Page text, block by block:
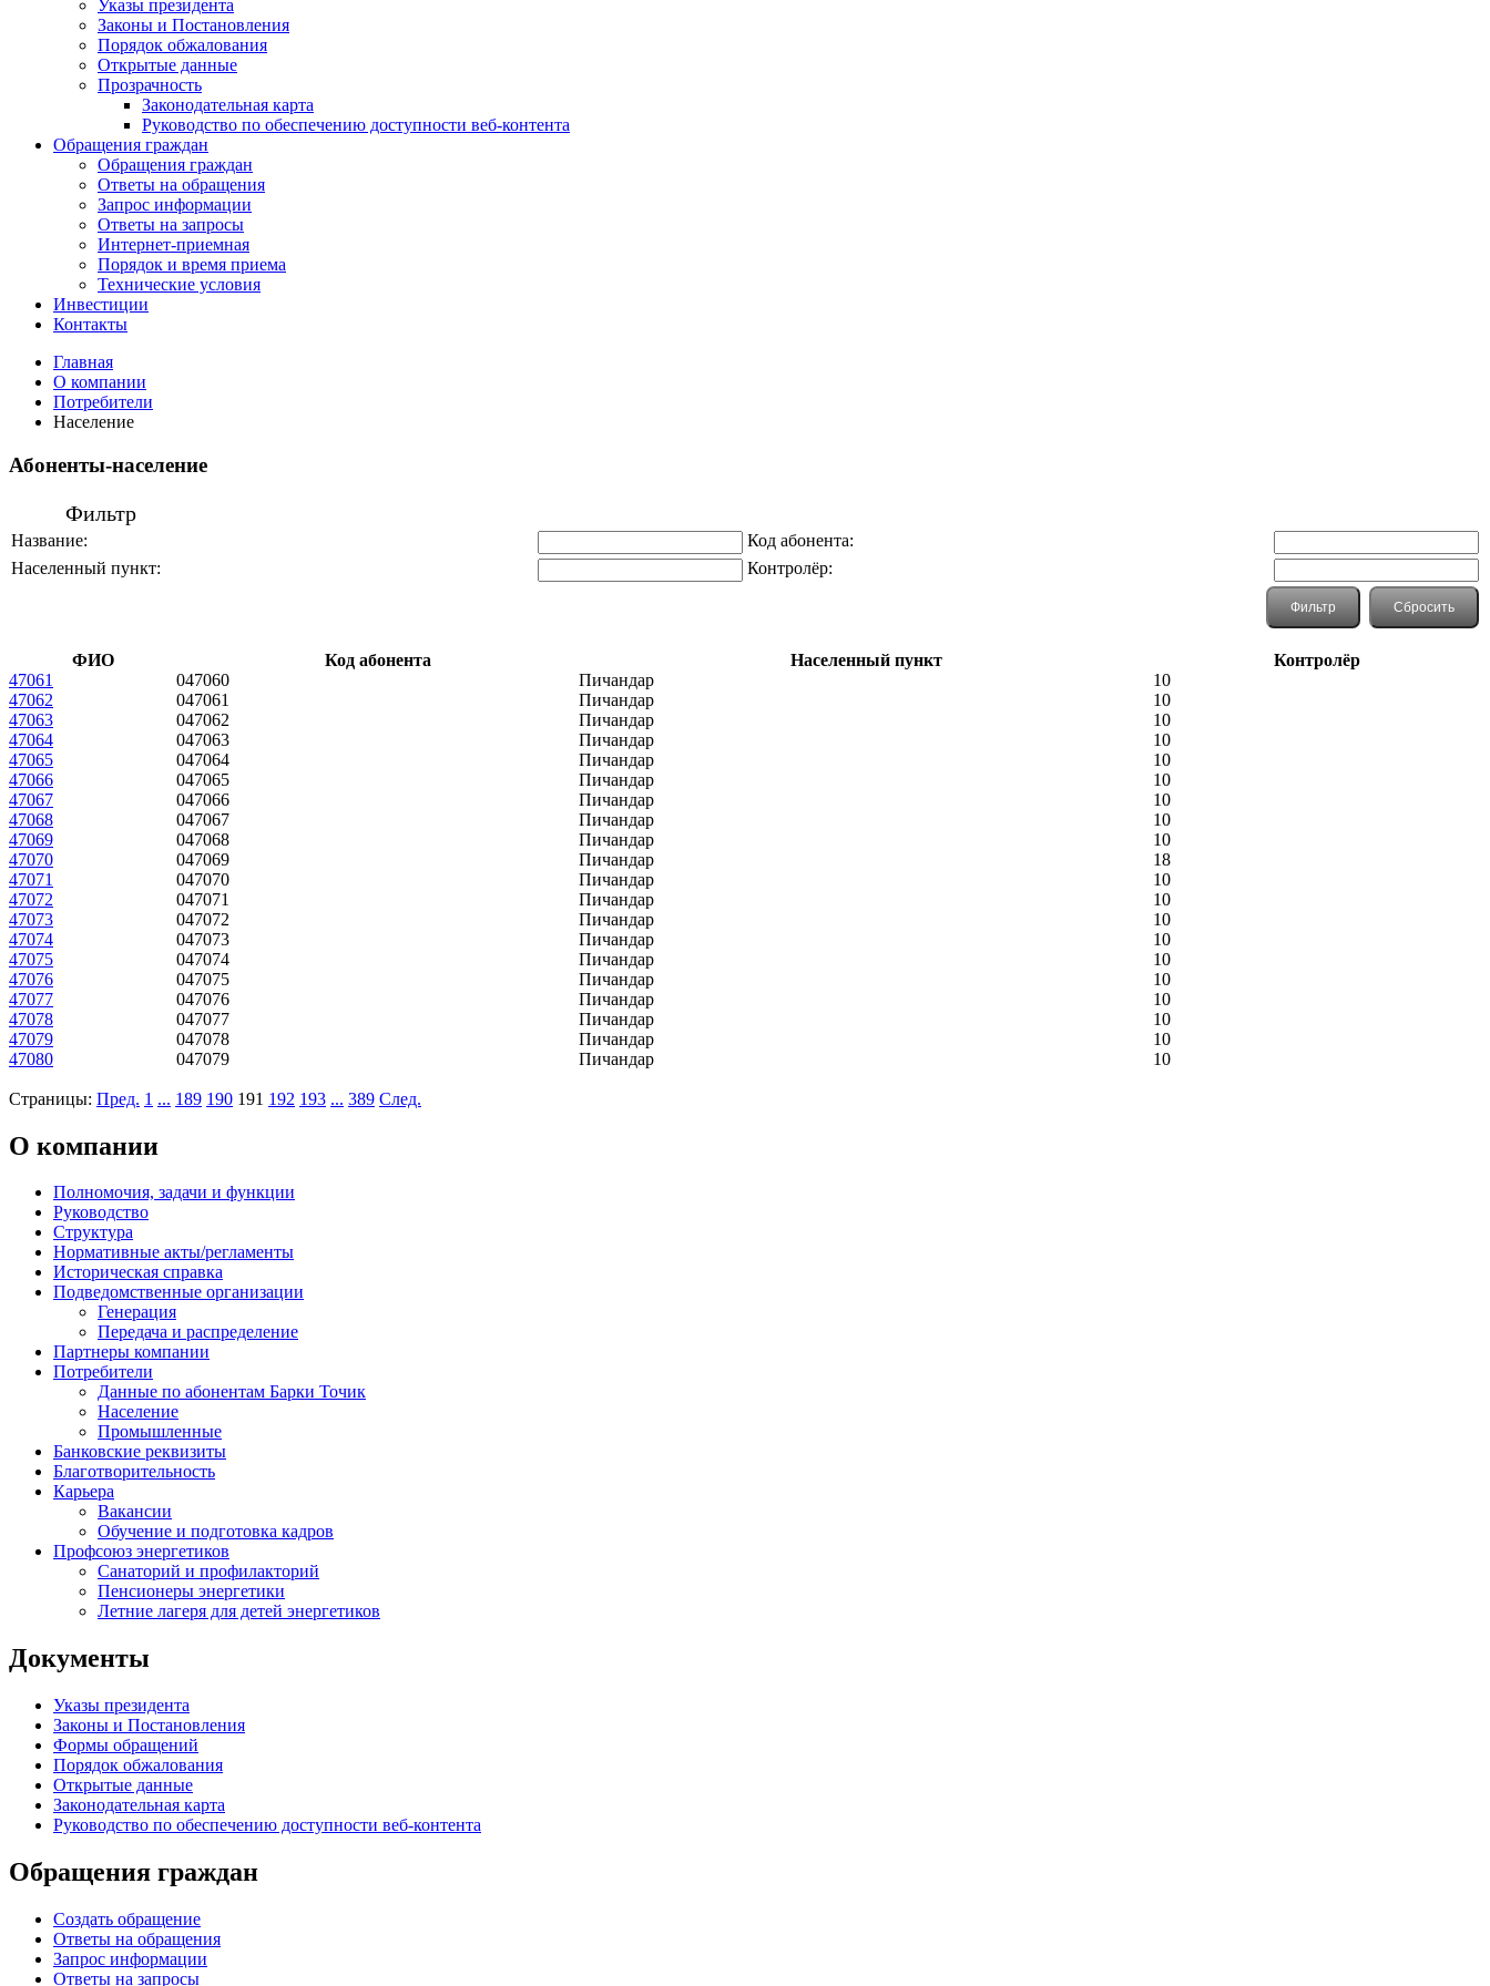
Указы президента
Законы и Постановления
Порядок обжалования
Открытые данные
Прозрачность
Законодательная карта
Руководство по обеспечению доступности веб-контента
Обращения граждан
Обращения граждан
Ответы на обращения
Запрос информации
Ответы на запросы
Интернет-приемная
Порядок и время приема
Технические условия
Инвестиции
Контакты
Главная
О компании
Потребители
Население
Абоненты-население
Фильтр
Название:
Код абонента:
Населенный пункт:
Контролёр:
ФИО Код абонента Населенный пункт
Контролёр
47061
047060 Пичандар
10
47062
047061 Пичандар
10
47063
047062 Пичандар
10
47064
047063 Пичандар
10
47065
047064 Пичандар
10
47066
047065 Пичандар
10
47067
047066 Пичандар
10
47068
047067 Пичандар
10
47069
047068 Пичандар
10
47070
047069 Пичандар
18
47071
047070 Пичандар
10
47072
047071 Пичандар
10
47073
047072 Пичандар
10
47074
047073 Пичандар
10
47075
047074 Пичандар
10
47076
047075 Пичандар
10
47077
047076 Пичандар
10
47078
047077 Пичандар
10
47079
047078 Пичандар
10
47080
047079 Пичандар 10
Страницы: Пред. 1 ... 189 190 191 192 193 ... 389 След.
О компании
Полномочия, задачи и функции
Руководство
Структура
Нормативные акты/регламенты
Историческая справка
Подведомственные организации
Генерация
Передача и распределение
Партнеры компании
Потребители
Данные по абонентам Барки Точик
Население
Промышленные
Банковские реквизиты
Благотворительность
Карьера
Вакансии
Обучение и подготовка кадров
Профсоюз энергетиков
Санаторий и профилакторий
Пенсионеры энергетики
Летние лагеря для детей энергетиков
Документы
Указы президента
Законы и Постановления
Формы обращений
Порядок обжалования
Открытые данные
Законодательная карта
Руководство по обеспечению доступности веб-контента
Обращения граждан
Создать обращение
Ответы на обращения
Запрос информации
Ответы на запросы